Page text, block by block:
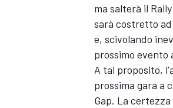
MONOPOSTO
ma salterà il
sarà costretto
e, scivolando
prossimo evento
A tal proposito,
prossima gara a
Gap. La